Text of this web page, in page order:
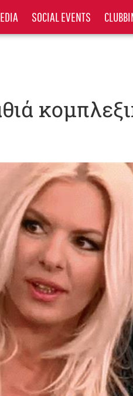
SOCIAL EVENTS